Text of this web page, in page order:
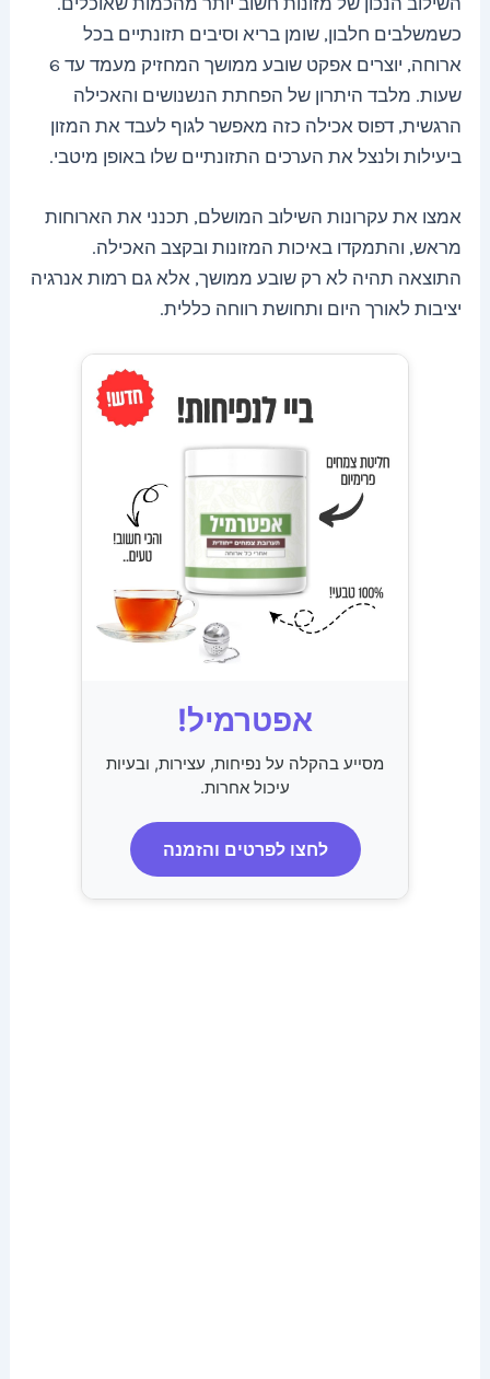
כשמשלבים חלבון, שומן בריא וסיבים תזונתיים בכל
ארוחה, יוצרים אפקט שובע ממושך המחזיק מעמד עד 6
שעות. מלבד היתרון של הפחתת הנשנושים והאכילה
הרגשית, דפוס אכילה כזה מאפשר לגוף לעבד את המזון
ביעילות ולנצל את הערכים התזונתיים שלו באופן מיטבי.
אמצו את עקרונות השילוב המושלם, תכנני את הארוחות
מראש, והתמקדו באיכות המזונות ובקצב האכילה.
התוצאה תהיה לא רק שובע ממושך, אלא גם רמות אנרגיה
יציבות לאורך היום ותחושת רווחה כללית.
אפטרמיל!
מסייע בהקלה על נפיחות, עצירות, ובעיות
עיכול אחרות.
לחצו לפרטים והזמנה